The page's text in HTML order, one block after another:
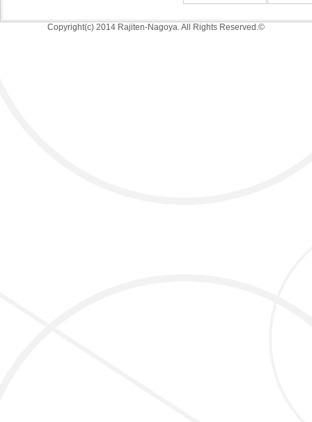
Copyright(c) 2014 Rajiten-Nagoya. All Rights Reserved.©